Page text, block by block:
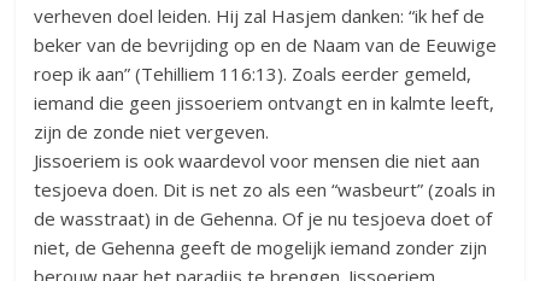
verheven doel leiden. Hij zal Hasjem danken: “ik hef de
beker van de bevrijding op en de Naam van de Eeuwige
roep ik aan” (Tehilliem 116:13). Zoals eerder gemeld,
iemand die geen jissoeriem ontvangt en in kalmte leeft,
zijn de zonde niet vergeven.
Jissoeriem is ook waardevol voor mensen die niet aan
tesjoeva doen. Dit is net zo als een “wasbeurt” (zoals in
de wasstraat) in de Gehenna. Of je nu tesjoeva doet of
niet, de Gehenna geeft de mogelijk iemand zonder zijn
berouw naar het paradijs te brengen. Jissoeriem